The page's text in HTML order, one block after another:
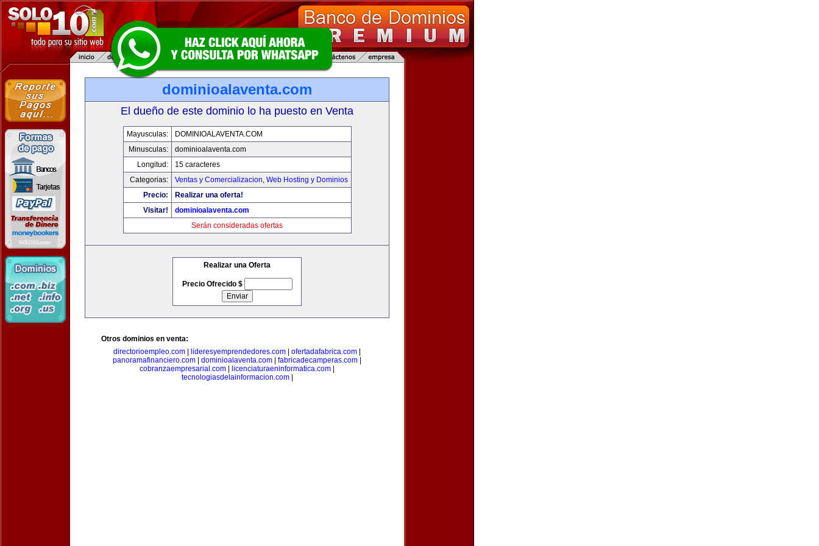
dominioalaventa.com
El dueño de este dominio lo ha puesto en Venta
Mayusculas:
DOMINIOALAVENTA.COM
Minusculas:
dominioalaventa.com
Longitud:
15 caracteres
Categorias:
Ventas y Comercializacion, Web Hosting y Dominios
Precio:
Realizar una oferta!
Visitar!
dominioalaventa.com
Serán consideradas ofertas
Realizar una Oferta
Precio Ofrecido $
Otros dominios en venta:
directorioempleo.com
lideresyemprendedores.com ofertadafabrica.com
panoramafinanciero.com
dominioalaventa.com fabricadecamperas.com
cobranzaempresarial.com
licenciaturaeninformatica.com
tecnologiasdelainformacion.com|